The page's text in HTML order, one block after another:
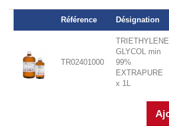
Référence Désignation
TR02401000
TRIETHYLENE
GLYCOL min
99%
EXTRAPURE
x 1L